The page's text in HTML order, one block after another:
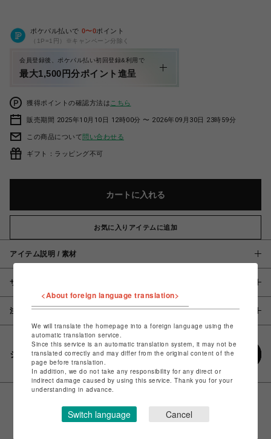
ポケパル払いで 0〜0ポイント
（1P=1円）※キャンペーン分除く
会員登録後、ポケパル払い初回登録&利用で
最大1,500円分ポイント進呈
獲得ポイントの確認方法は こちら
販売期間 2025年10月10日 12時00分 〜 2026年09月30日 23時59分
この商品について問い合わせる
ギフト：ラッピング不可
カートに入れる
お気に入りアイテムに追加
アイテム説明 / 素材
サイズ
注意事項
シェアする
<About foreign language translation>
We will translate the homepage into a foreign language using the
automatic translation service.
Since this service is an automatic translation system, it may not be
translated correctly and may differ from the original content of the
page before translation.
In addition, we do not take any responsibility for any direct or
indirect damage caused by using this service. Thank you for your
understanding in advance.
Switch language Cancel